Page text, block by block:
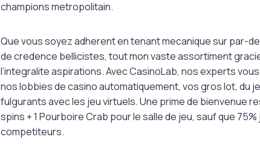
champions metropolitain.
Que vous soyez adherent en tenant mecanique sur par-
de credence bellicistes, tout mon vaste assortiment
l’integralite aspirations. Avec CasinoLab, nos experts
nos lobbies de casino automatiquement, vos gros lot, du
fulgurants avec les jeu virtuels. Une prime de bienvenue
spins + 1 Pourboire Crab pour le salle de jeu, sauf que
competiteurs.